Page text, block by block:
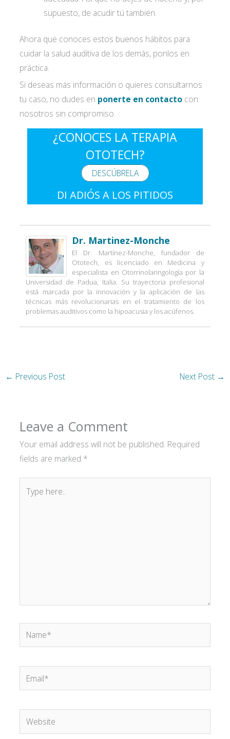
supuesto, de acudir tú también.
Ahora que conoces estos buenos hábitos para
cuidar la salud auditiva de los demás, ponlos en
práctica.
Si deseas más información o quieres consultarnos
tu caso, no dudes en ponerte en contacto con
nosotros sin compromiso.
¿CONOCES LA TERAPIA
OTOTECH?
DESCÚBRELA
DI ADIÓS A LOS PITIDOS
Dr. Martinez-Monche
El Dr. Martínez-Monche, fundador de
Ototech, es licenciado en Medicina y
especialista en Otorrinolaringología por la
Universidad de Padua, Italia. Su trayectoria profesional
está marcada por la innovación y la aplicación de las
técnicas más revolucionarias en el tratamiento de los
problemas auditivos como la hipoacusia y los acúfenos.
← Previous Post Next Post →
Leave a Comment
Your email address will not be published. Required
fields are marked *
here..
Name*
Email*
Website